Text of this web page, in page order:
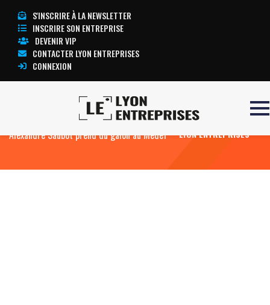
S'INSCRIRE À LA NEWSLETTER
INSCRIRE SON ENTREPRISE
DEVENIR VIP
CONTACTER LYON ENTREPRISES
CONNEXION
Pdg de Haulotte dans la Loire,
Alexandre Saubot prend du galon au Medef
TOUTE L’ACTUALITÉ
LYON ENTREPRISES